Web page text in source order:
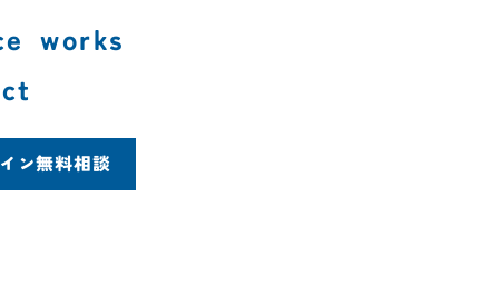
works
ン無料相談